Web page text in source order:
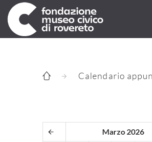
Calendario
Marzo 2026